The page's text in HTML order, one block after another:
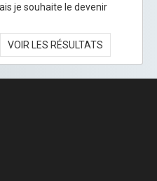
je souhaite le devenir
VOIR LES RÉSULTATS